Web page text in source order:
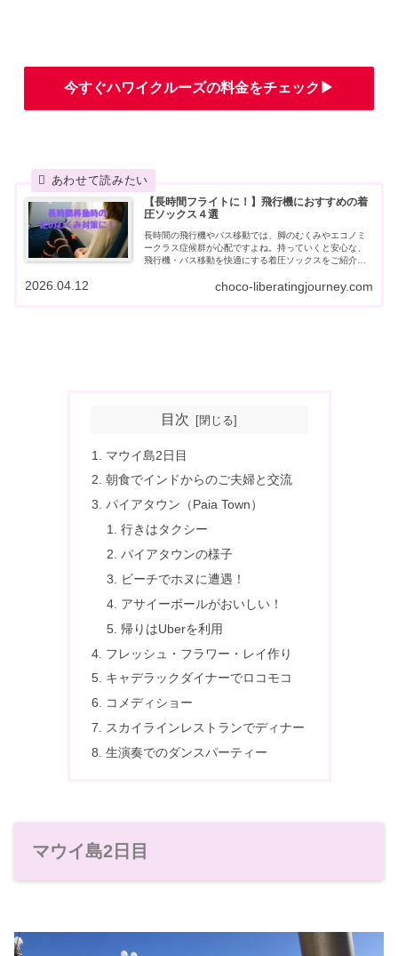
今すぐハワイクルーズの料金をチェック▶︎
【長時間フライトに！】飛行機におすすめの着
圧ソックス４選
長時間の飛行機やバス移動では、脚のむくみやエコノミ
ークラス症候群が心配ですよね。持っていくと安心な、
飛行機・バス移動を快適にする着圧ソックスをご紹介し
choco-liberatingjourney.com
2026.04.12
目次
マウイ島2日目
朝食でインドからのご夫婦と交流
パイアタウン（Paia Town）
行きはタクシー
パイアタウンの様子
ビーチでホヌに遭遇！
アサイーボールがおいしい！
帰りはUberを利用
フレッシュ・フラワー・レイ作り
キャデラックダイナーでロコモコ
コメディショー
スカイラインレストランでディナー
生演奏でのダンスパーティー
マウイ島2日目